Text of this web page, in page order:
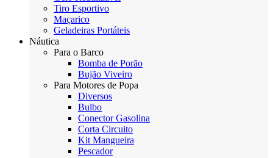
Tiro Esportivo
Maçarico
Geladeiras Portáteis
Náutica
Para o Barco
Bomba de Porão
Bujão Viveiro
Para Motores de Popa
Diversos
Bulbo
Conector Gasolina
Corta Circuito
Kit Mangueira
Pescador